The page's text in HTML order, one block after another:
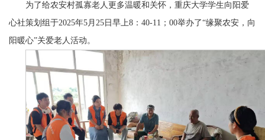
为了给农安村孤寡老人更多温暖和关怀，重庆大学学生向阳爱
心社策划组于2025年5月25日早上8：40-11；00举办了“缘聚农安，向
阳暖心”关爱老人活动。